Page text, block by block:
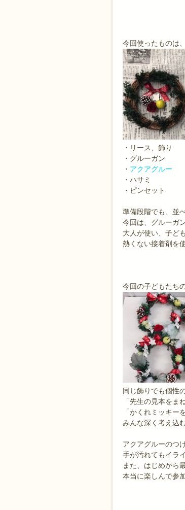
今回使ったものは
・リース、飾り
・グルーガン
・ アクアグルー
・ハサミ
・ピンセット
準備段階でも、並
今回は、グルーガ
大人が使い、子ど
熱くない接着剤を
今回の子どもたち
同じ飾りでも個性
「先生の見本をま
「かくれミッキー
みんな深く考え込
アクアグルーのつ
手が汚れてもイラ
また、はじめから
本当に楽しんで参